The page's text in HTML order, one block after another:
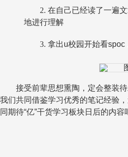
2. 在自己已经读了一遍
地进行理解
3. 拿出u校园开始看spoc
接受前辈思想熏陶，定会整装
我们共同借鉴学习优秀的笔记经验
同期待“亿”干货学习板块日后的内容